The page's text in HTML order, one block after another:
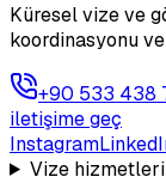
Küresel vize ve
koordinasyonu ve
+90 533 438
iletişime geç
Instagram
Vize hizmetleri